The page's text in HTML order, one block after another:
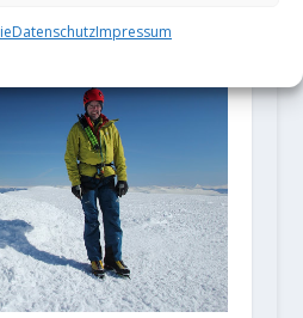
DatenschutzImpressum